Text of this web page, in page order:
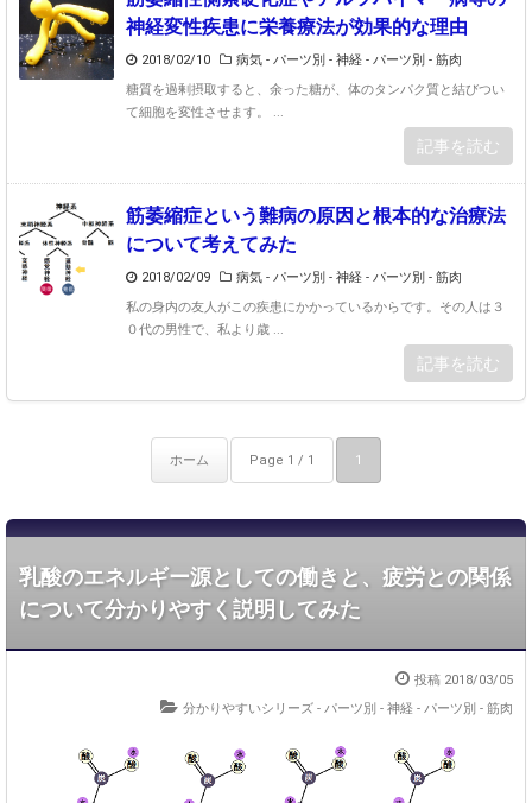
神経変性疾患に栄養療法が効果的な理由
2018/02/10 病気 - パーツ別 - 神経 - パーツ別 - 筋肉
糖質を過剰摂取すると、余った糖が、体のタンパク質と結びつい
て細胞を変性させます。 ...
記事を読む
筋萎縮症という難病の原因と根本的な治療法
について考えてみた
2018/02/09 病気 - パーツ別 - 神経 - パーツ別 - 筋肉
私の身内の友人がこの疾患にかかっているからです。その人は３
０代の男性で、私より歳 ...
記事を読む
ホーム Page 1 / 1 1
乳酸のエネルギー源としての働きと、疲労との関係
について分かりやすく説明してみた
投稿 2018/03/05
分かりやすいシリーズ - パーツ別 - 神経 - パーツ別 - 筋肉